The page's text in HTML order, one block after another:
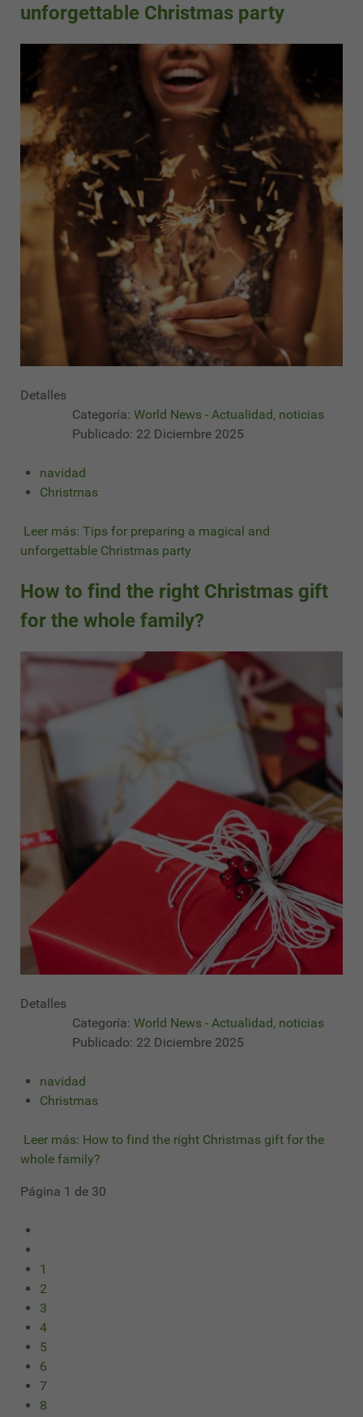
unforgettable Christmas party
Detalles
Categoría: World News - Actualidad, noticias
Publicado: 22 Diciembre 2025
navidad
Christmas
Leer más: Tips for preparing a magical and
unforgettable Christmas party
How to find the right Christmas gift
for the whole family?
Detalles
Categoría: World News - Actualidad, noticias
Publicado: 22 Diciembre 2025
navidad
Christmas
Leer más: How to find the right Christmas gift for the
whole family?
Página 1 de 30
1
2
3
4
5
6
7
8